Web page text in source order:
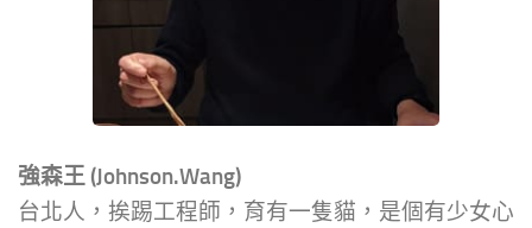
強森王 (Johnson.Wang)
台北人，挨踢工程師，育有一隻貓，是個有少女心